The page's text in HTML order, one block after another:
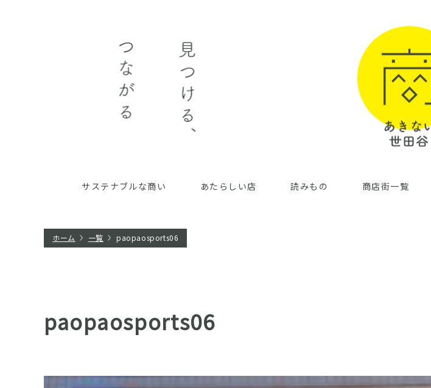
サステナブルな商い あたらしい店 読みもの 商店街一覧
ホーム 一覧 paopaosports06
paopaosports06